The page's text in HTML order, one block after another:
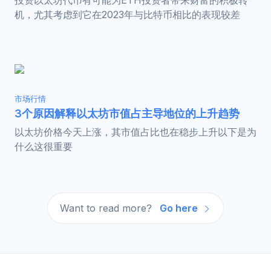
机，尤其考虑到它在2023年与比特币相比的表现较差
市场行情
3个原因解释以太坊市值占主导地位的上升趋势
以太坊价格今天上涨，其市值占比也在稳步上升以下是为
什么这很重要
Want to read more? Go here